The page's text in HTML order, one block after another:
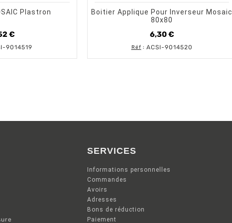
Plastron
€
Prix
9014519
Boitier Applique Pour Inverseur Mosaic
80x80
6,30 €
Prix
Réf : ACSI-9014520
SERVICES
Informations personnelles
Commandes
Avoirs
Adresses
Bons de réduction
Paiement